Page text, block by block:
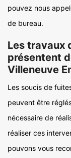
pouvez nous
de bureau.
Les travaux
présentent
Villeneuve
Les soucis de
peuvent être
nécessaire de
réaliser ces
pouvons vous